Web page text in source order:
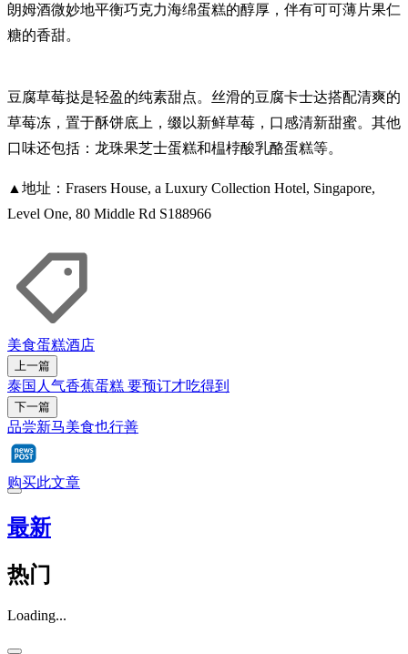
朗姆酒微妙地平衡巧克力海绵蛋糕的醇厚，伴有可可薄片果仁
糖的香甜。
豆腐草莓挞是轻盈的纯素甜点。丝滑的豆腐卡士达搭配清爽的
草莓冻，置于酥饼底上，缀以新鲜草莓，口感清新甜蜜。其他
口味还包括：龙珠果芝士蛋糕和榅桲酸乳酪蛋糕等。
▲地址：Frasers House, a Luxury Collection Hotel, Singapore,
Level One, 80 Middle Rd S188966
美食蛋糕酒店
上一篇
泰国人气香蕉蛋糕 要预订才吃得到
下一篇
品尝新马美食也行善
购买此文章
最新
热门
Loading...